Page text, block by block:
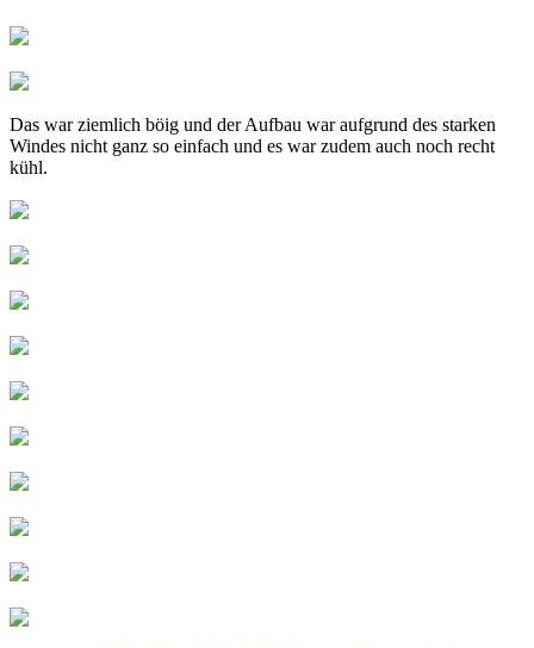
Das war ziemlich böig und der Aufbau war aufgrund des starken
Windes nicht ganz so einfach und es war zudem auch noch recht
kühl.